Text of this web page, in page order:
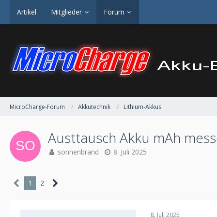
Artikel Mitglieder Forum
MicroCharge-Forum Akkutechnik Lithium-Akkus
Austtausch Akku mAh
sonnenbrand 8. Juli 2025
1 2
8. Juli 2025